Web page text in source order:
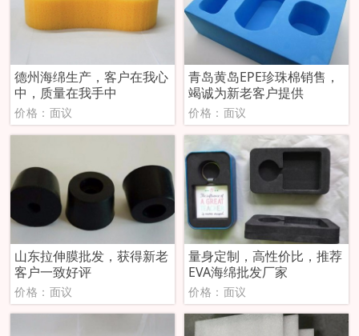
德州海绵生产，客户在我心
中，质量在我手中
价格：面议
青岛黄岛EPE珍珠棉销售，
竭诚为新老客户提供
价格：面议
山东拉伸膜批发，获得新老
客户一致好评
价格：面议
量身定制，高性价比，推荐
EVA海绵批发厂家
价格：面议